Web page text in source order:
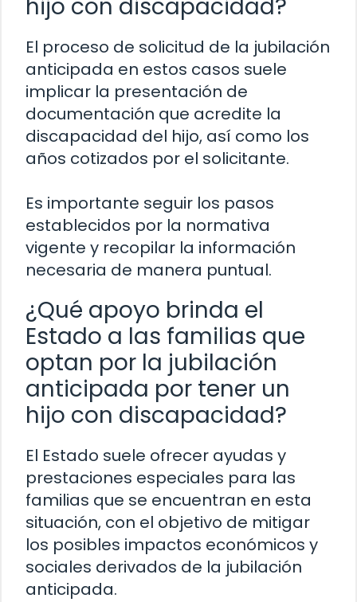
hijo con discapacidad?
El proceso de solicitud de la jubilación
anticipada en estos casos suele
implicar la presentación de
documentación que acredite la
discapacidad del hijo, así como los
años cotizados por el solicitante.
Es importante seguir los pasos
establecidos por la normativa
vigente y recopilar la información
necesaria de manera puntual.
¿Qué apoyo brinda el
Estado a las familias que
optan por la jubilación
anticipada por tener un
hijo con discapacidad?
El Estado suele ofrecer ayudas y
prestaciones especiales para las
familias que se encuentran en esta
situación, con el objetivo de mitigar
los posibles impactos económicos y
sociales derivados de la jubilación
anticipada.